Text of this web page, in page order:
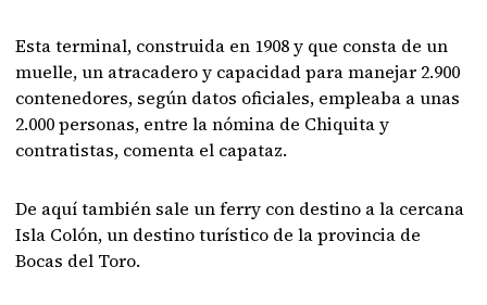
Esta terminal, construida en 1908 y que consta de un
muelle, un atracadero y capacidad para manejar 2.900
contenedores, según datos oficiales, empleaba a unas
2.000 personas, entre la nómina de Chiquita y
contratistas, comenta el capataz.
De aquí también sale un ferry con destino a la cercana
Isla Colón, un destino turístico de la provincia de
Bocas del Toro.